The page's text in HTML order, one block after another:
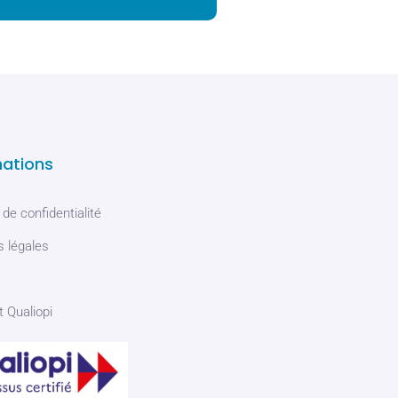
de confidentialité
légales
Qualiopi